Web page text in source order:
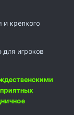
крепкого
игроков